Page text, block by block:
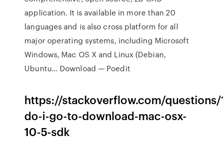
application. It is available in more than 20
languages and is also cross platform for all
major operating systems, including Microsoft
Windows, Mac OS X and Linux (Debian,
Ubuntu… Download — Poedit
https://stackoverflow.com/
do-i-go-to-download-mac-osx-
10-5-sdk